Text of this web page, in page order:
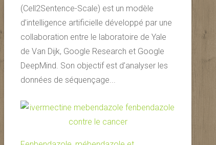
(Cell2Sentence-Scale) est un modèle
d’intelligence artificielle développé par une
collaboration entre le laboratoire de Yale
de Van Dijk, Google Research et Google
DeepMind. Son objectif est d’analyser les
données de séquençage...